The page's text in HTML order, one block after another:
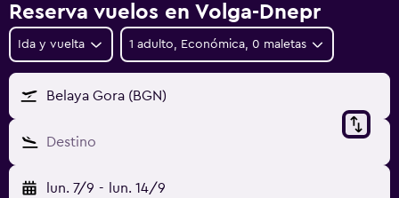
Reserva vuelos en Volga-Dnepr
Ida y vuelta 1 adulto, Económica, 0 maletas
Belaya Gora (BGN)
Destino
lun. 7/9 - lun. 14/9